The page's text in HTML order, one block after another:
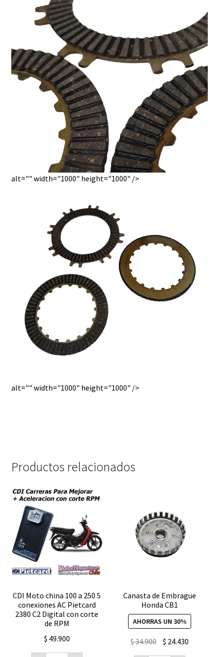
alt="" width="1000" height="1000" />
alt="" width="1000" height="1000" />
Productos relacionados
CDI Moto china 100 a 250 5
conexiones AC Pietcard
2380 C2 Digital con corte
de RPM
$ 49.900
Canasta de Embrague
Honda CB1
AHORRAS UN 30%
$34.900 El$ 24.430